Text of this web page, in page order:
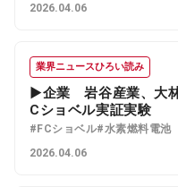
2026.04.06
業界ニュースひろい読み
▶企業 岩谷産業、大
Cショベル実証実験
#FCショベル#水素燃料電池
2026.04.06